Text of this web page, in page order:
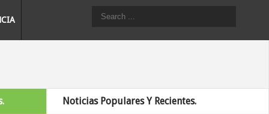
Noticias Populares Y Recientes.